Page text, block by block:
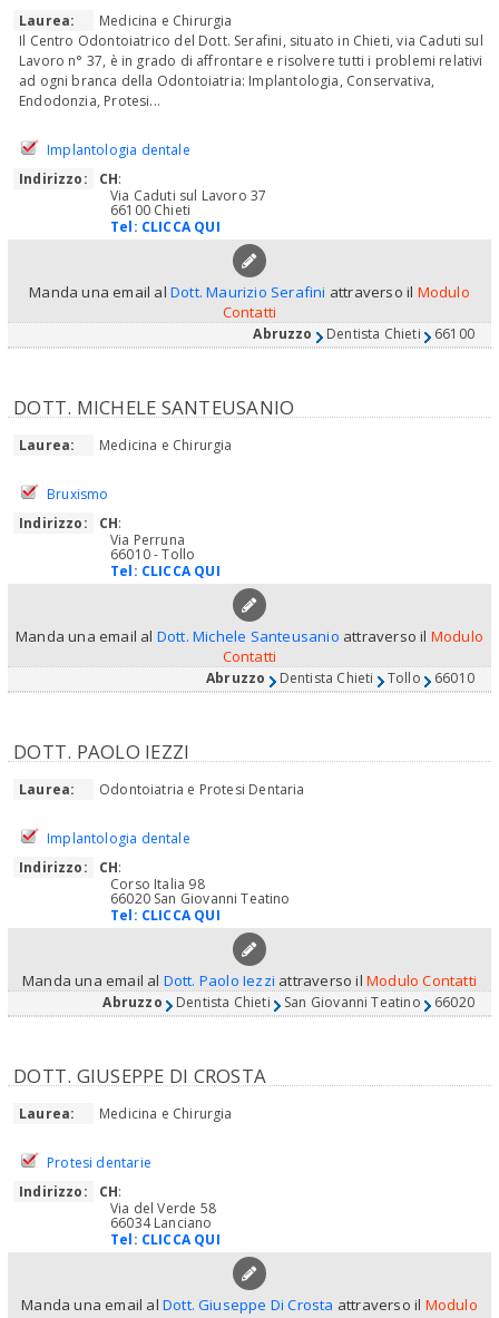
Laurea:
Medicina e Chirurgia
Il Centro Odontoiatrico del Dott. Serafini, situato in Chieti, via Caduti sul
Lavoro n° 37, è in grado di affrontare e risolvere tutti i problemi relativi
ad ogni branca della Odontoiatria: Implantologia, Conservativa,
Endodonzia, Protesi...
Implantologia dentale
Indirizzo:
CH:
Via Caduti sul Lavoro 37
66100 Chieti
Tel: CLICCA QUI
Manda una email al Dott. Maurizio Serafini attraverso il Modulo
Contatti
Abruzzo Dentista Chieti 66100
DOTT. MICHELE SANTEUSANIO
Laurea: Medicina e Chirurgia
Bruxismo
Indirizzo:
CH:
Via Perruna
66010 - Tollo
Tel: CLICCA QUI
Manda una email al Dott. Michele Santeusanio attraverso il Modulo
Contatti
Abruzzo Dentista Chieti Tollo 66010
DOTT. PAOLO IEZZI
Laurea: Odontoiatria e Protesi Dentaria
Implantologia dentale
Indirizzo:
CH:
Corso Italia 98
66020 San Giovanni Teatino
Tel: CLICCA QUI
Manda una email al Dott. Paolo Iezzi attraverso ilModulo Contatti
Abruzzo Dentista Chieti San Giovanni Teatino 66020
DOTT. GIUSEPPE DI CROSTA
Laurea: Medicina e Chirurgia
Protesi dentarie
Indirizzo:
CH:
Via del Verde 58
66034 Lanciano
Tel: CLICCA QUI
Manda una email al Dott. Giuseppe Di Crosta attraverso il Modulo